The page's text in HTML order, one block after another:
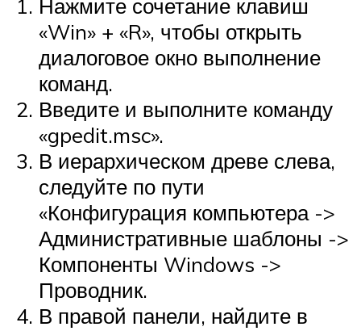
Нажмите сочетание клавиш
«Win» + «R», чтобы открыть
диалоговое окно выполнение
команд.
Введите и выполните команду
«gpedit.msc».
В иерархическом древе слева,
следуйте по пути
«Конфигурация компьютера ->
Административные шаблоны ->
Компоненты Windows ->
Проводник.
В правой панели, найдите в